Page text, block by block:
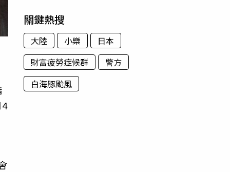
關鍵熱搜
大陸 小樂
日本
財富疲勞症候群
警方
白海豚颱風